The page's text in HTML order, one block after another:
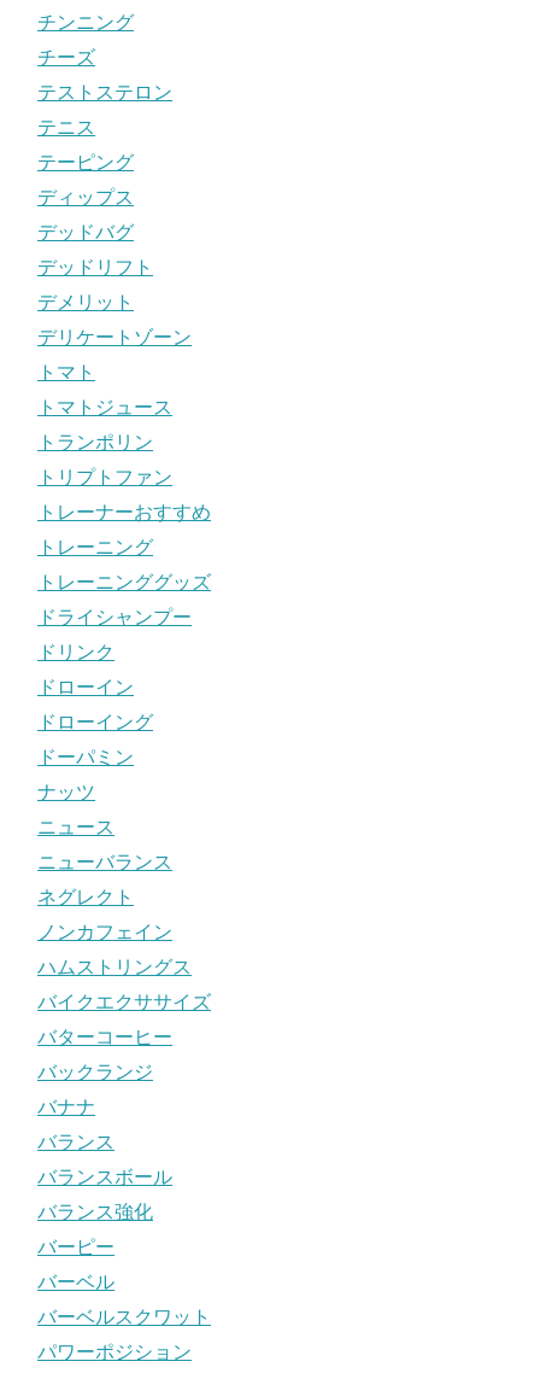
チンニング
チーズ
テストステロン
テニス
テーピング
ディップス
デッドバグ
デッドリフト
デメリット
デリケートゾーン
トマト
トマトジュース
トランポリン
トリプトファン
トレーナーおすすめ
トレーニング
トレーニンググッズ
ドライシャンプー
ドリンク
ドローイン
ドローイング
ドーパミン
ナッツ
ニュース
ニューバランス
ネグレクト
ノンカフェイン
ハムストリングス
バイクエクササイズ
バターコーヒー
バックランジ
バナナ
バランス
バランスボール
バランス強化
バーピー
バーベル
バーベルスクワット
パワーポジション